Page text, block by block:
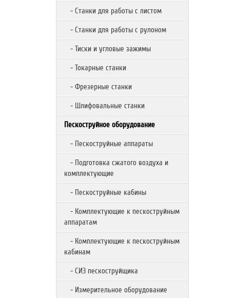
- Станки для работы с листом
- Станки для работы с рулоном
- Тиски и угловые зажимы
- Токарные станки
- Фрезерные станки
- Шлифовальные станки
Пескоструйное оборудование
- Пескоструйные аппараты
- Подготовка сжатого воздуха и
комплектующие
- Пескоструйные кабины
- Комплектующие к пескоструйным
аппаратам
- Комплектующие к пескоструйным
кабинам
- СИЗ пескоструйщика
- Измерительное оборудование